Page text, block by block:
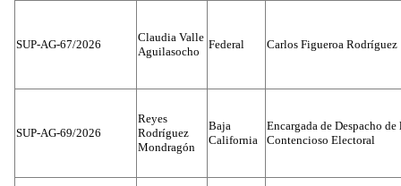
SUP-AG-67/2026
Claudia Valle
Aguilasocho
Federal Carlos Figueroa Rodríguez
SUP-AG-69/2026
Reyes
Rodríguez
Mondragón
Baja
California
Encargada de Despacho
Contencioso Electoral